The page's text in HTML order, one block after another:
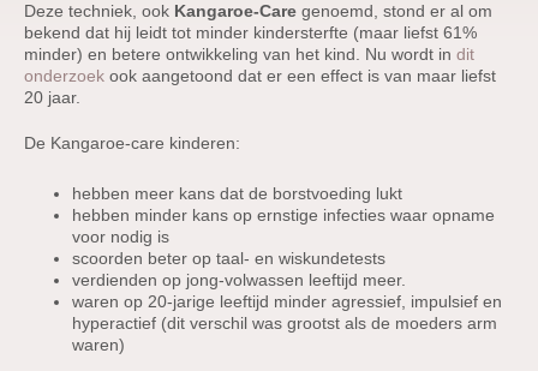
Deze techniek, ook Kangaroe-Care genoemd, stond er al om
bekend dat hij leidt tot minder kindersterfte (maar liefst 61%
minder) en betere ontwikkeling van het kind. Nu wordt in dit
onderzoek ook aangetoond dat er een effect is van maar liefst
20 jaar.
De Kangaroe-care kinderen:
hebben meer kans dat de borstvoeding lukt
hebben minder kans op ernstige infecties waar opname
voor nodig is
scoorden beter op taal- en wiskundetests
verdienden op jong-volwassen leeftijd meer.
waren op 20-jarige leeftijd minder agressief, impulsief en
hyperactief (dit verschil was grootst als de moeders arm
waren)